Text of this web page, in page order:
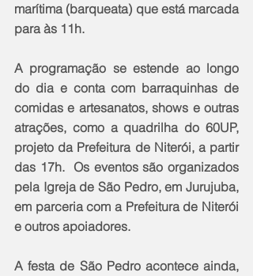
marítima (barqueata) que está marcada
para às 11h.
A programação se estende ao longo
do dia e conta com barraquinhas de
comidas e artesanatos, shows e outras
atrações, como a quadrilha do 60UP,
projeto da Prefeitura de Niterói, a partir
das 17h.  Os eventos são organizados
pela Igreja de São Pedro, em Jurujuba,
em parceria com a Prefeitura de Niterói
e outros apoiadores.
A festa de São Pedro acontece ainda,